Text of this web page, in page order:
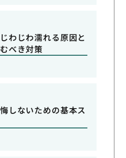
わじわ濡れる原因と
べき対策
しないための基本ス